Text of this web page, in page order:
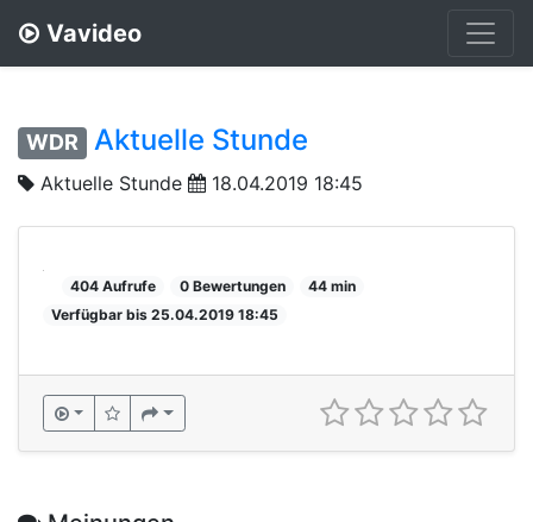
Vavideo
WDR Aktuelle Stunde
Aktuelle Stunde 18.04.2019 18:45
404 Aufrufe 0 Bewertungen
44 min
Verfügbar bis 25.04.2019 18:45